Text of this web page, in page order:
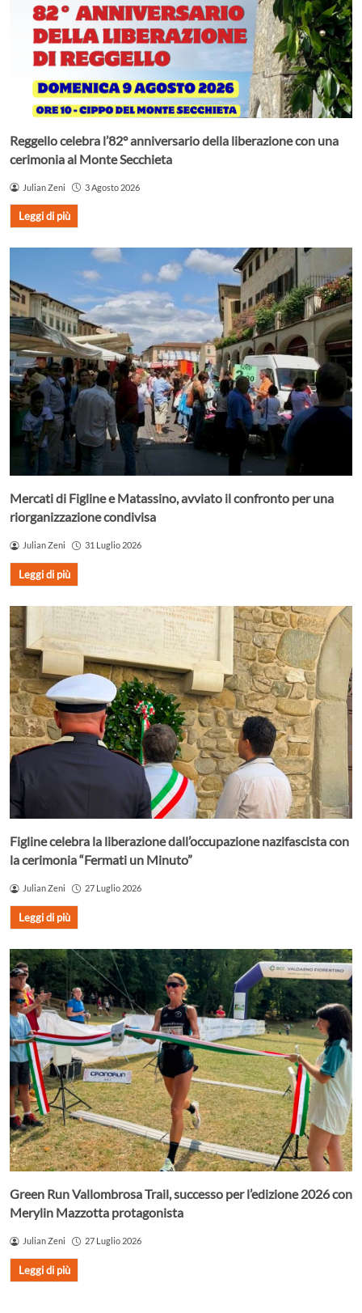
Reggello celebra l’82° anniversario della liberazione con una
cerimonia al Monte Secchieta
Julian Zeni 3 Agosto 2026
Leggi di più
Mercati di Figline e Matassino, avviato il confronto per una
riorganizzazione condivisa
Julian Zeni 31 Luglio 2026
Leggi di più
Figline celebra la liberazione dall’occupazione nazifascista con
la cerimonia “Fermati un Minuto”
Julian Zeni 27 Luglio 2026
Leggi di più
Green Run Vallombrosa Trail, successo per l’edizione 2026 con
Merylin Mazzotta protagonista
Julian Zeni 27 Luglio 2026
Leggi di più